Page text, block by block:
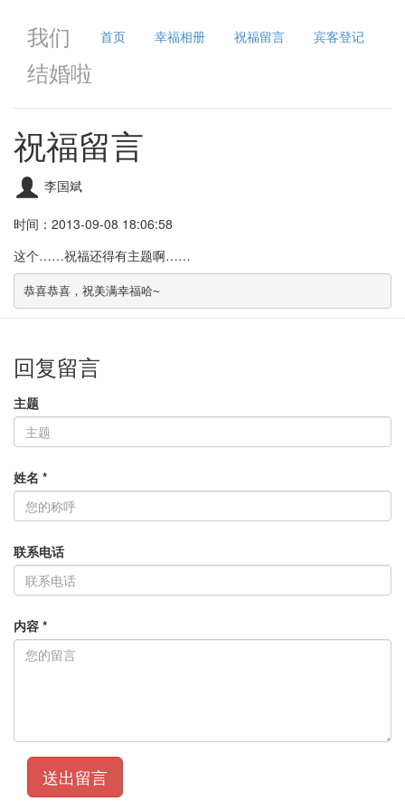
首页 幸福相册 祝福留言 宾客登记
我们
结婚啦
祝福留言
李国斌
时间：2013-09-08 18:06:58
这个……祝福还得有主题啊……
恭喜恭喜，祝美满幸福哈~
回复留言
主题
姓名 *
联系电话
内容 *